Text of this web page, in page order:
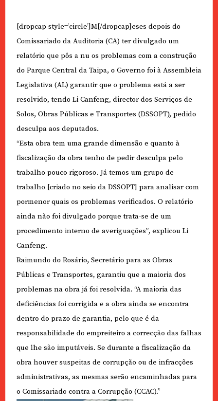
[dropcap style=’circle’]M[/dropcap]eses depois do
Comissariado da Auditoria (CA) ter divulgado um
relatório que pôs a nu os problemas com a construção
do Parque Central da Taipa, o Governo foi à Assembleia
Legislativa (AL) garantir que o problema está a ser
resolvido, tendo Li Canfeng, director dos Serviços de
Solos, Obras Públicas e Transportes (DSSOPT), pedido
desculpa aos deputados.
“Esta obra tem uma grande dimensão e quanto à
fiscalização da obra tenho de pedir desculpa pelo
trabalho pouco rigoroso. Já temos um grupo de
trabalho [criado no seio da DSSOPT] para analisar com
pormenor quais os problemas verificados. O relatório
ainda não foi divulgado porque trata-se de um
procedimento interno de averiguações”, explicou Li
Canfeng.
Raimundo do Rosário, Secretário para as Obras
Públicas e Transportes, garantiu que a maioria dos
problemas na obra já foi resolvida. “A maioria das
deficiências foi corrigida e a obra ainda se encontra
dentro do prazo de garantia, pelo que é da
responsabilidade do empreiteiro a correcção das falhas
que lhe são imputáveis. Se durante a fiscalização da
obra houver suspeitas de corrupção ou de infracções
administrativas, as mesmas serão encaminhadas para
o Comissariado contra a Corrupção (CCAC).”